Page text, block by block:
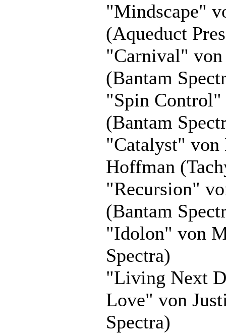
"Mindscape"
(Aqueduct
"Carnival"
(Bantam
"Spin
(Bantam
"Catalyst"
Hoffman
"Recursion"
(Bantam
"Idolon" von
Spectra)
"Living Next
Love" von
Spectra)